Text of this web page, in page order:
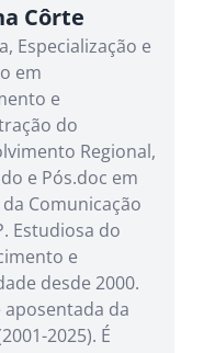
Côrte
Especialização e
em
e
do
Regional,
e Pós.doc em
da Comunicação
Estudiosa do
e
desde 2000.
aposentada da
2025). É